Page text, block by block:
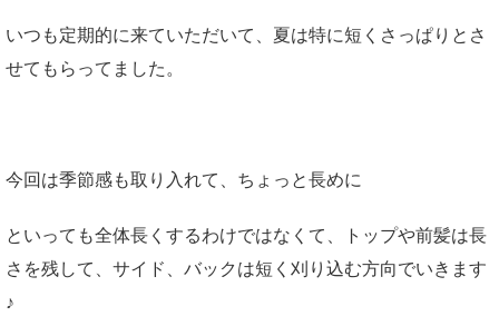
いつも定期的に来ていただいて、夏は特に短くさっぱりとさ
せてもらってました。
今回は季節感も取り入れて、ちょっと長めに
といっても全体長くするわけではなくて、トップや前髪は長
さを残して、サイド、バックは短く刈り込む方向でいきます
♪